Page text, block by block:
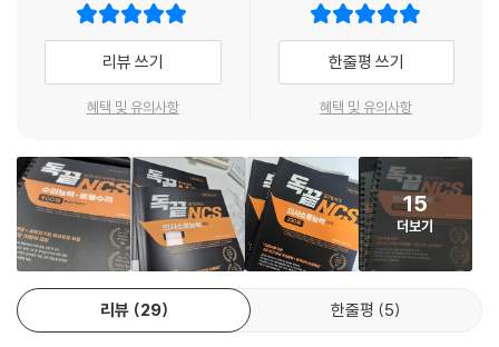
리뷰 쓰기
혜택 및 유의사항
한줄평 쓰기
혜택 및 유의사항
15
더보기
리뷰 29 한줄평 5